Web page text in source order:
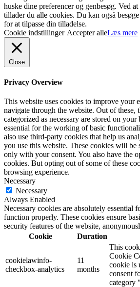
huske dine preferencer og genbesøg. Ved
tillader du alle cookies. Du kan også
for at tilpasse din tilladelse.
Cookie indstillinger Accepter alleLæs mere
Close
Privacy Overview
This website uses cookies to improve your
navigate through the website. Out of these,
categorized as necessary are stored on your
essential for the working of basic
also use third-party cookies that help us
you use this website. These cookies will be
only with your consent. You also have the
cookies. But opting out of some of these
browsing experience.
Necessary
Necessary
Always Enabled
Necessary cookies are absolutely essential
function properly. These cookies ensure
security features of the website,
Cookie
Duration
cookielawinfo-
checkbox-analytics
11
months
This
Cookie
cookie is
consent
category